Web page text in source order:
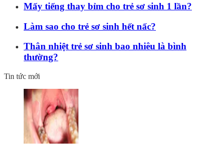
Mấy tiếng thay bỉm cho trẻ sơ sinh 1 lần?
Làm sao cho trẻ sơ sinh hết nấc?
Thân nhiệt trẻ sơ sinh bao nhiêu là bình
thường?
Tin tức mới